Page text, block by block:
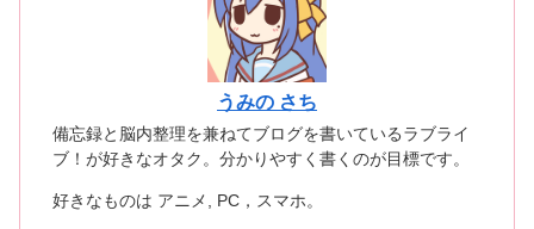
うみの さち
備忘録と脳内整理を兼ねてブログを書いているラブライ
ブ！が好きなオタク。分かりやすく書くのが目標です。
好きなものは アニメ, PC，スマホ。